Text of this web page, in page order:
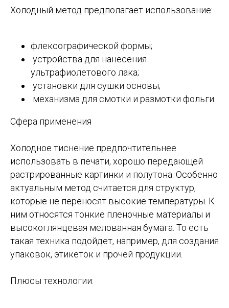
Холодный метод предполагает использование:
флексографической формы;
устройства для нанесения
ультрафиолетового лака;
установки для сушки основы;
механизма для смотки и размотки фольги.
Сфера применения
Холодное тиснение предпочтительнее
использовать в печати, хорошо передающей
растрированные картинки и полутона. Особенно
актуальным метод считается для структур,
которые не переносят высокие температуры. К
ним относятся тонкие пленочные материалы и
высокоглянцевая мелованная бумага. То есть
такая техника подойдет, например, для создания
упаковок, этикеток и прочей продукции.
Плюсы технологии: